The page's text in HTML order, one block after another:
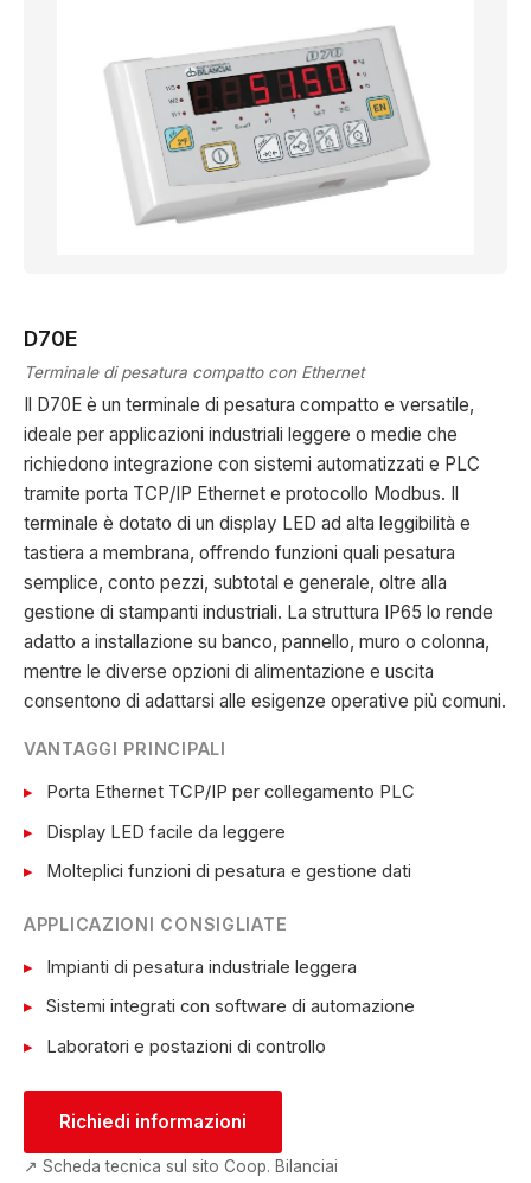
D70E
Terminale di pesatura compatto con Ethernet
Il D70E è un terminale di pesatura compatto e versatile,
ideale per applicazioni industriali leggere o medie che
richiedono integrazione con sistemi automatizzati e PLC
tramite porta TCP/IP Ethernet e protocollo Modbus. Il
terminale è dotato di un display LED ad alta leggibilità e
tastiera a membrana, offrendo funzioni quali pesatura
semplice, conto pezzi, subtotal e generale, oltre alla
gestione di stampanti industriali. La struttura IP65 lo rende
adatto a installazione su banco, pannello, muro o colonna,
mentre le diverse opzioni di alimentazione e uscita
consentono di adattarsi alle esigenze operative più comuni.
VANTAGGI PRINCIPALI
Porta Ethernet TCP/IP per collegamento PLC
Display LED facile da leggere
Molteplici funzioni di pesatura e gestione dati
APPLICAZIONI CONSIGLIATE
Impianti di pesatura industriale leggera
Sistemi integrati con software di automazione
Laboratori e postazioni di controllo
Richiedi informazioni
↗ Scheda tecnica sul sito Coop. Bilanciai